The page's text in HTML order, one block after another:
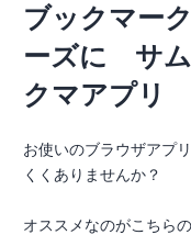
ブックマー
ーズに サム
クマアプリ
お使いのブラウザアプ
くくありませんか？
オススメなのがこちら